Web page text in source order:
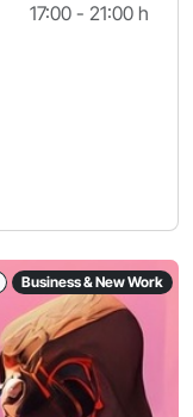
17:00 - 21:00 h
Business & New Work